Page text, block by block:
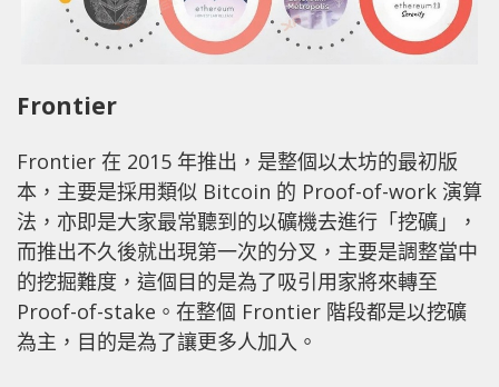
Frontier
Frontier 在 2015 年推出，是整個以太坊的最初版
本，主要是採用類似 Bitcoin 的 Proof-of-work 演算
法，亦即是大家最常聽到的以礦機去進行「挖礦」，
而推出不久後就出現第一次的分叉，主要是調整當中
的挖掘難度，這個目的是為了吸引用家將來轉至
Proof-of-stake。在整個 Frontier 階段都是以挖礦
為主，目的是為了讓更多人加入。